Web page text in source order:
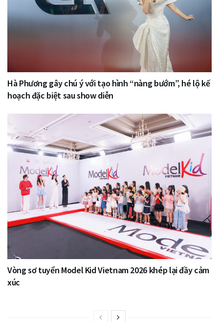
Hà Phương gây chú ý với tạo hình “nàng bướm”, hé lộ kế
hoạch đặc biệt sau show diễn
Vòng sơ tuyển Model Kid Vietnam 2026 khép lại đầy cảm
xúc